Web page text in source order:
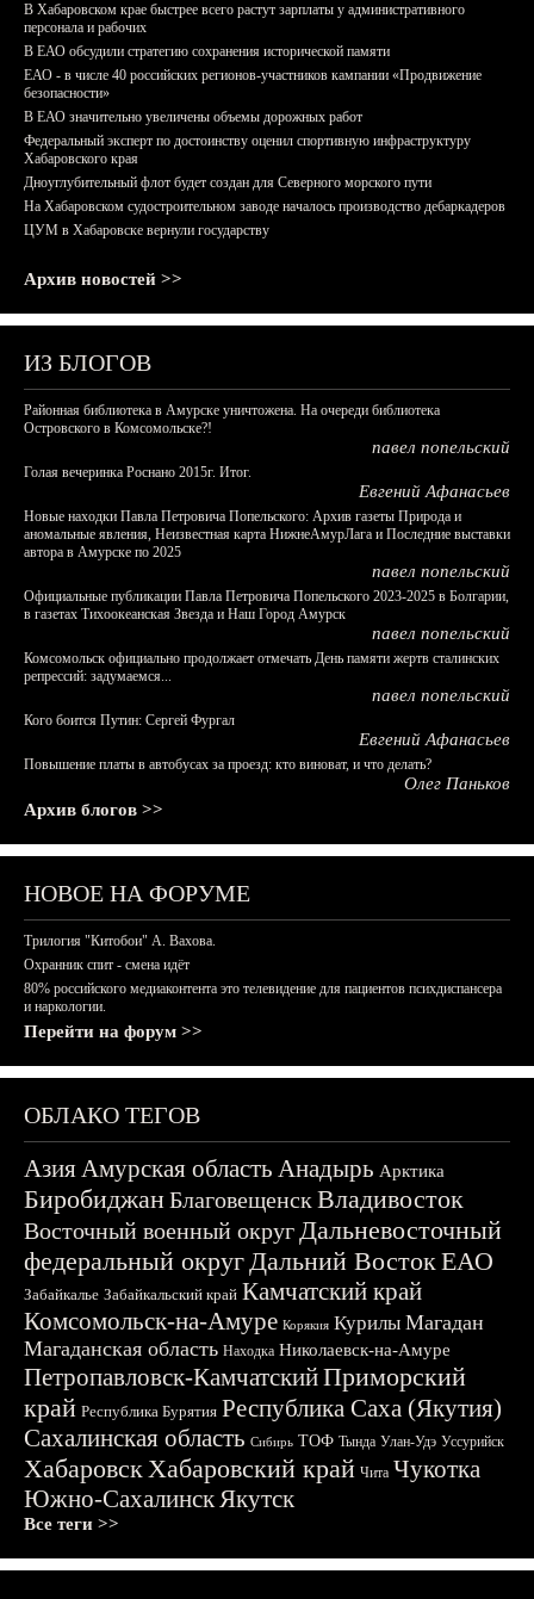
В Хабаровском крае быстрее всего растут зарплаты у административного
персонала и рабочих
В ЕАО обсудили стратегию сохранения исторической памяти
ЕАО - в числе 40 российских регионов-участников кампании «Продвижение
безопасности»
В ЕАО значительно увеличены объемы дорожных работ
Федеральный эксперт по достоинству оценил спортивную инфраструктуру
Хабаровского края
Дноуглубительный флот будет создан для Северного морского пути
На Хабаровском судостроительном заводе началось производство дебаркадеров
ЦУМ в Хабаровске вернули государству
Архив новостей >>
ИЗ БЛОГОВ
Районная библиотека в Амурске уничтожена. На очереди библиотека
Островского в Комсомольске?!
павел попельский
Голая вечеринка Роснано 2015г. Итог.
Евгений Афанасьев
Новые находки Павла Петровича Попельского: Архив газеты Природа и
аномальные явления, Неизвестная карта НижнеАмурЛага и Последние выставки
автора в Амурске по 2025
павел попельский
Официальные публикации Павла Петровича Попельского 2023-2025 в Болгарии,
в газетах Тихоокеанская Звезда и Наш Город Амурск
павел попельский
Комсомольск официально продолжает отмечать День памяти жертв сталинских
репрессий: задумаемся...
павел попельский
Кого боится Путин: Сергей Фургал
Евгений Афанасьев
Повышение платы в автобусах за проезд: кто виноват, и что делать?
Олег Паньков
Архив блогов >>
НОВОЕ НА ФОРУМЕ
Трилогия "Китобои" А. Вахова.
Охранник спит - смена идёт
80% российского медиаконтента это телевидение для пациентов психдиспансера
и наркологии.
Перейти на форум >>
ОБЛАКО ТЕГОВ
АзияАмурская область Анадырь Арктика
БиробиджанБлаговещенскВладивосток
Восточный военный округДальневосточный
федеральный округДальний ВостокЕАО
Забайкалье Забайкальский край Камчатский край
Комсомольск-на-Амуре Корякия Курилы Магадан
Магаданская область Находка Николаевск-на-Амуре
Петропавловск-КамчатскийПриморский
край Республика Бурятия Республика Саха (Якутия)
Сахалинская область Сибирь ТОФ Тында Улан-Удэ Уссурийск
ХабаровскХабаровский край Чита Чукотка
Южно-СахалинскЯкутск
Все теги >>